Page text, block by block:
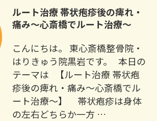
ルート治療 帯状疱疹後の痺れ・
痛み～心斎橋でルート治療～
こんにちは。 東心斎橋整骨院・
はりきゅう院黒岩です。 本日の
テーマは 【ルート治療 帯状疱
疹後の痺れ・痛み～心斎橋でル
ート治療～】 帯状疱疹は身体
の左右どちらか一方 …